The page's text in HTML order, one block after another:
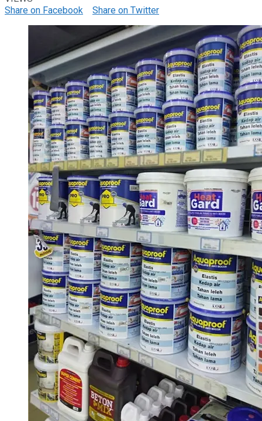
Share on Facebook
Share on Twitter